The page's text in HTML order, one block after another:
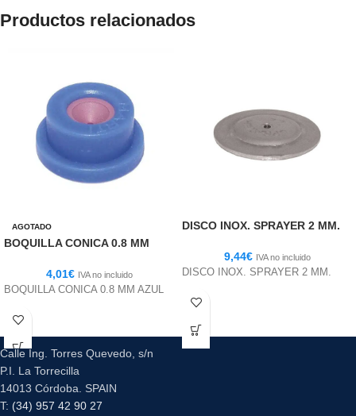
Productos relacionados
AGOTADO
BOQUILLA CONICA 0.8 MM
4,01€ IVA no incluido
BOQUILLA CONICA 0.8 MM AZUL
DISCO INOX. SPRAYER 2 MM.
9,44€ IVA no incluido
DISCO INOX. SPRAYER 2 MM.
Calle Ing. Torres Quevedo, s/n
P.I. La Torrecilla
14013 Córdoba. SPAIN
T: (34) 957 42 90 27